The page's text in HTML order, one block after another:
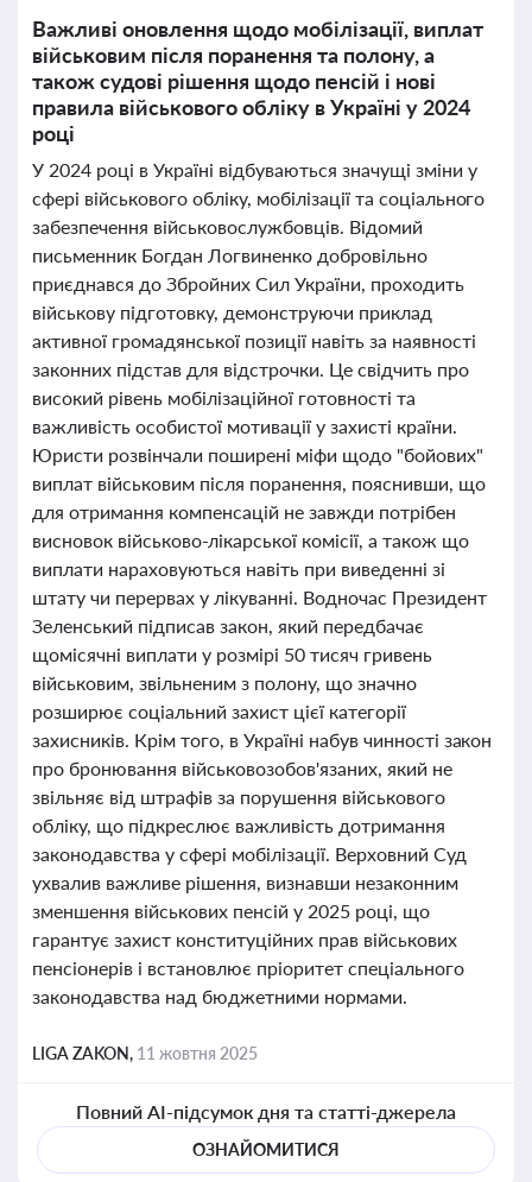
Важливі оновлення щодо мобілізації, виплат
військовим після поранення та полону, а
також судові рішення щодо пенсій і нові
правила військового обліку в Україні у 2024
році
У 2024 році в Україні відбуваються значущі зміни у
сфері військового обліку, мобілізації та соціального
забезпечення військовослужбовців. Відомий
письменник Богдан Логвиненко добровільно
приєднався до Збройних Сил України, проходить
військову підготовку, демонструючи приклад
активної громадянської позиції навіть за наявності
законних підстав для відстрочки. Це свідчить про
високий рівень мобілізаційної готовності та
важливість особистої мотивації у захисті країни.
Юристи розвінчали поширені міфи щодо "бойових"
виплат військовим після поранення, пояснивши, що
для отримання компенсацій не завжди потрібен
висновок військово-лікарської комісії, а також що
виплати нараховуються навіть при виведенні зі
штату чи перервах у лікуванні. Водночас Президент
Зеленський підписав закон, який передбачає
щомісячні виплати у розмірі 50 тисяч гривень
військовим, звільненим з полону, що значно
розширює соціальний захист цієї категорії
захисників. Крім того, в Україні набув чинності закон
про бронювання військовозобов'язаних, який не
звільняє від штрафів за порушення військового
обліку, що підкреслює важливість дотримання
законодавства у сфері мобілізації. Верховний Суд
ухвалив важливе рішення, визнавши незаконним
зменшення військових пенсій у 2025 році, що
гарантує захист конституційних прав військових
пенсіонерів і встановлює пріоритет спеціального
законодавства над бюджетними нормами.
LIGA ZAKON, 11 жовтня 2025
Повний AI-підсумок дня та статті-джерела
ОЗНАЙОМИТИСЯ